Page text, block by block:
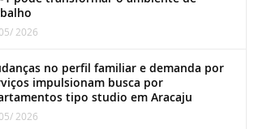
2026
no perfil familiar e demanda por
impulsionam busca por
tipo studio em Aracaju
2026